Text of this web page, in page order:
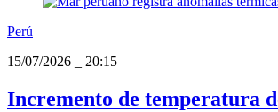
Perú
15/07/2026
20:15
Incremento de temperatura